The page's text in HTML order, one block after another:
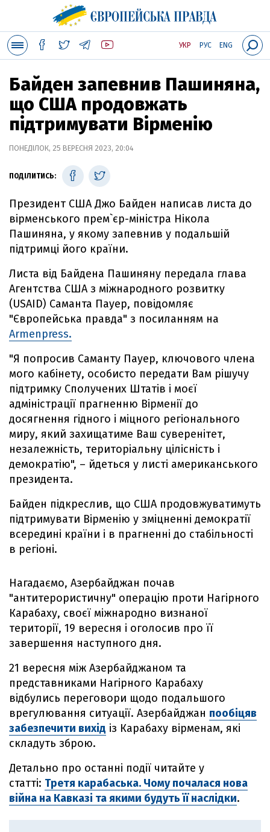
УКР РУС ENG
Байден запевнив Пашиняна,
що США продовжать
підтримувати Вірменію
ПОНЕДІЛОК, 25 ВЕРЕСНЯ 2023, 20:04
ПОДІЛИТИСЬ:
Президент США Джо Байден написав листа до
вірменського прем`єр-міністра Нікола
Пашиняна, у якому запевнив у подальшій
підтримці його країни.
Листа від Байдена Пашиняну передала глава
Агентства США з міжнародного розвитку
(USAID) Саманта Пауер, повідомляє
"Європейська правда" з посиланням на
Armenpress.
"Я попросив Саманту Пауер, ключового члена
мого кабінету, особисто передати Вам рішучу
підтримку Сполучених Штатів і моєї
адміністрації прагненню Вірменії до
досягнення гідного і міцного регіонального
миру, який захищатиме Ваш суверенітет,
незалежність, територіальну цілісність і
демократію", – йдеться у листі американського
президента.
Байден підкреслив, що США продовжуватимуть
підтримувати Вірменію у зміцненні демократії
всередині країни і в прагненні до стабільності
в регіоні.
Нагадаємо, Азербайджан почав
"антитерористичну" операцію проти Нагірного
Карабаху, своєї міжнародно визнаної
території, 19 вересня і оголосив про її
завершення наступного дня.
21 вересня між Азербайджаном та
представниками Нагірного Карабаху
відбулись переговори щодо подальшого
врегулювання ситуації. Азербайджан пообіцяв
забезпечити вихід із Карабаху вірменам, які
складуть зброю.
Детально про останні події читайте у
статті: Третя карабаська. Чому почалася нова
війна на Кавказі та якими будуть її наслідки.